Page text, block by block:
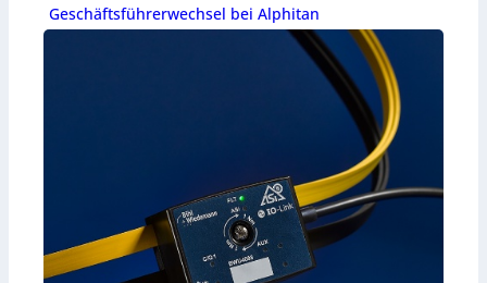
Geschäftsführerwechsel bei Alphitan